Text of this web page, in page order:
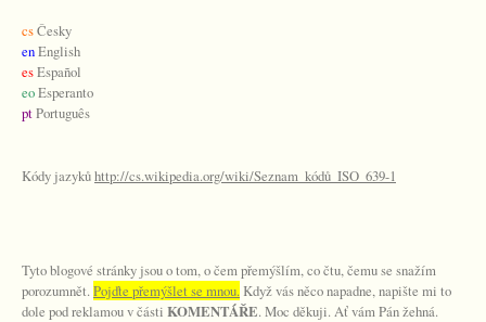
csČesky
enEnglish
esEspañol
eoEsperanto
ptPortuguês
Kódy jazykůhttp://cs.wikipedia.org/wiki/Seznam_kódů_ISO_639-1
Tyto blogové stránky jsou o tom, o čem přemýšlím, co čtu, čemu se snažím
porozumnět. Pojďte přemýšlet se mnou. Když vás něco napadne, napište mi to
dole pod reklamou v části KOMENTÁŘE. Moc děkuji. Ať vám Pán žehná.